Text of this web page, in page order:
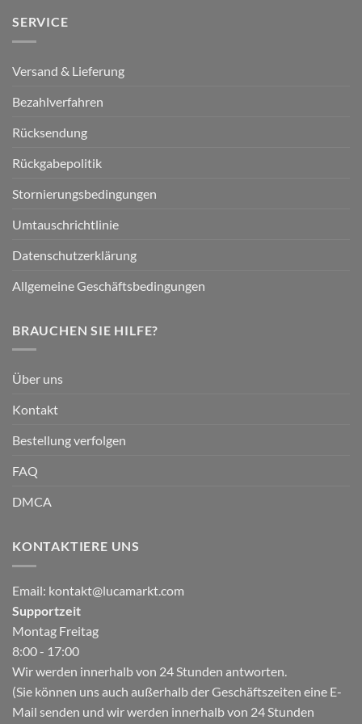
SERVICE
Versand & Lieferung
Bezahlverfahren
Rücksendung
Rückgabepolitik
Stornierungsbedingungen
Umtauschrichtlinie
Datenschutzerklärung
Allgemeine Geschäftsbedingungen
BRAUCHEN SIE HILFE?
Über uns
Kontakt
Bestellung verfolgen
FAQ
DMCA
KONTAKTIERE UNS
Email: kontakt@lucamarkt.com
Supportzeit
Montag Freitag
8:00 - 17:00
Wir werden innerhalb von 24 Stunden antworten.
(Sie können uns auch außerhalb der Geschäftszeiten eine E-
Mail senden und wir werden innerhalb von 24 Stunden